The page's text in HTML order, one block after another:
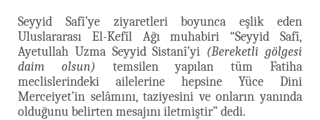
Seyyid Safî’ye ziyaretleri boyunca eşlik eden
Uluslararası El-Kefîl Ağı muhabiri “Seyyid Safî,
Ayetullah Uzma Seyyid Sistanî’yi (Bereketli gölgesi
daim olsun) temsilen yapılan tüm Fatiha
meclislerindeki ailelerine hepsine Yüce Dini
Merceiyet’in selâmını, taziyesini ve onların yanında
olduğunu belirten mesajını iletmiştir” dedi.